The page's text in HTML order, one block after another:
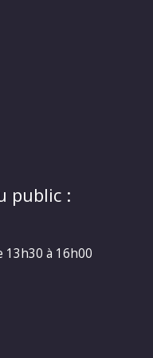
public :
13h30 à 16h00